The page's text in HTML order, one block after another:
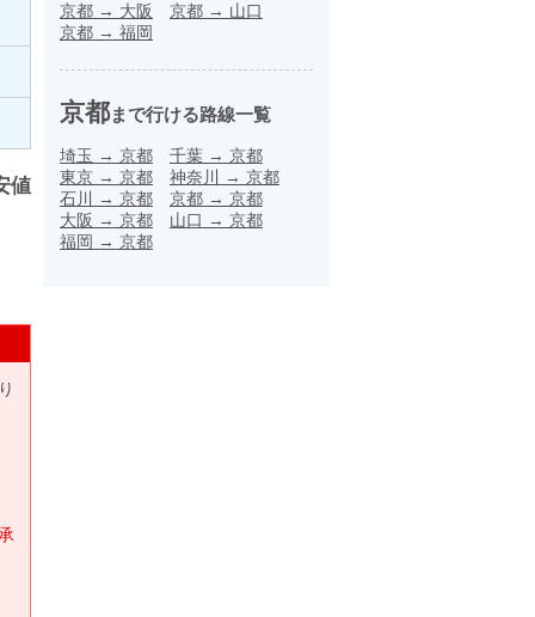
値
京都 → 大阪 京都 → 山口
京都 → 福岡
京都まで行ける路線一覧
埼玉 → 京都 千葉 → 京都
東京 → 京都 神奈川 → 京都
石川
→ 京都 京都 → 京都
大阪 → 京都 山口 → 京都
福岡 → 京都